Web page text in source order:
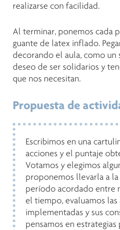
realizarse con facilidad.
Al terminar, ponemos cada
guante de latex inflado.
decorando el aula, como un
deseo de ser solidarios y
que nos necesitan.
Propuesta de
Escribimos en una
acciones y el puntaje
Votamos y elegimos
proponemos llevarla a
período acordado entre
el tiempo, evaluamos las
implementadas y sus
pensamos en estrategias